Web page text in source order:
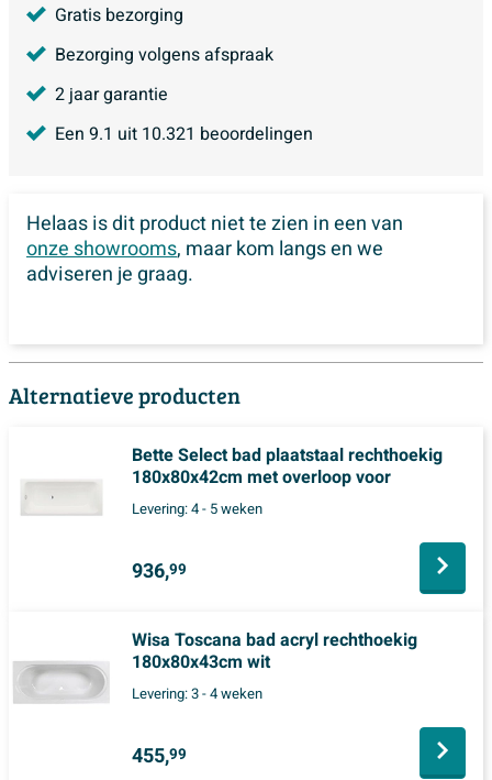
Gratis bezorging
Bezorging volgens afspraak
2 jaar garantie
Een 9.1 uit 10.321 beoordelingen
Helaas is dit product niet te zien in een van
onze showrooms, maar kom langs en we
adviseren je graag.
Alternatieve producten
Bette Select bad plaatstaal rechthoekig
180x80x42cm met overloop voor
Levering:4 - 5 weken
936,99
Wisa Toscana bad acryl rechthoekig
180x80x43cm wit
Levering:3 - 4 weken
455,99